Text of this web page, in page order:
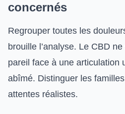
concernés
Regrouper toutes les
brouille l’analyse. Le CBD
pareil face à une articulation
abîmé. Distinguer les
attentes réalistes.